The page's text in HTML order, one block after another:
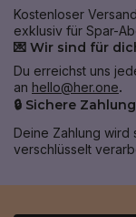
Kostenloser
exklusiv für Spar-
💌 Wir sind für
Du erreichst uns
an hello@her.one.
🔒 Sichere Zahlung
Deine Zahlung wird
verschlüsselt